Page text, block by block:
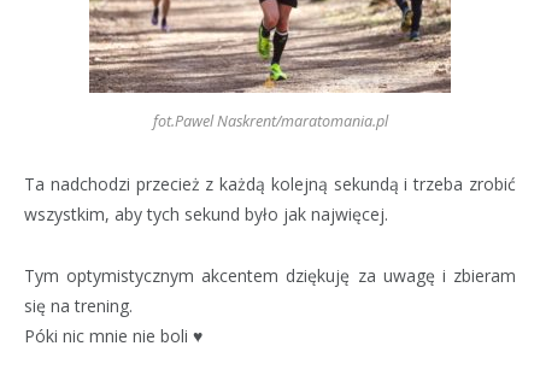
fot.Pawel Naskrent/maratomania.pl
Ta nadchodzi przecież z każdą kolejną sekundą i trzeba zrobić
wszystkim, aby tych sekund było jak najwięcej.
Tym optymistycznym akcentem dziękuję za uwagę i zbieram
się na trening.
Póki nic mnie nie boli ♥